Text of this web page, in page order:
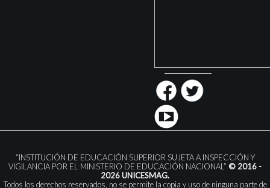
“INSTITUCIÓN DE EDUCACIÓN SUPERIOR SUJETA A INSPECCIÓN Y
VIGILANCIA POR EL MINISTERIO DE EDUCACIÓN NACIONAL” © 2016 -
2026 UNICESMAG.
Todos los derechos reservados, no se permite la copia y uso de ninguna parte de